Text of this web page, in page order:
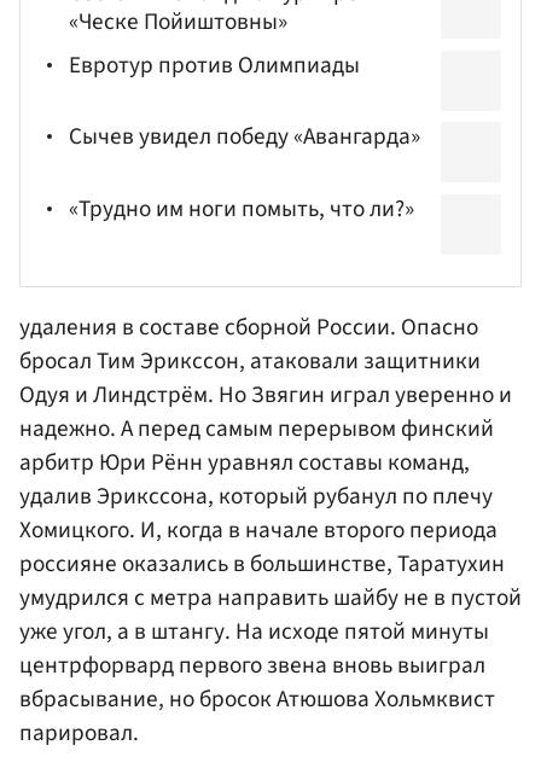
«Ческе Пойиштовны»
Евротур против Олимпиады
Сычев увидел победу «Авангарда»
«Трудно им ноги помыть, что ли?»
удаления в составе сборной России. Опасно
бросал Тим Эрикссон, атаковали защитники
Одуя и Линдстрём. Но Звягин играл уверенно и
надежно. А перед самым перерывом финский
арбитр Юри Рённ уравнял составы команд,
удалив Эрикссона, который рубанул по плечу
Хомицкого. И, когда в начале второго периода
россияне оказались в большинстве, Таратухин
умудрился с метра направить шайбу не в пустой
уже угол, а в штангу. На исходе пятой минуты
центрфорвард первого звена вновь выиграл
вбрасывание, но бросок Атюшова Хольмквист
парировал.